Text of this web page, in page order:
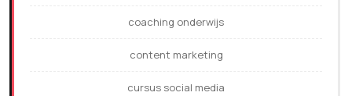
coaching onderwijs
content marketing
cursus social media